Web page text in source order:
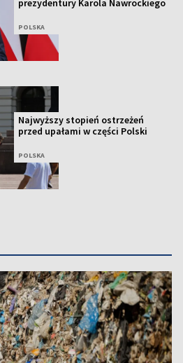
prezydentury Karola Nawrockiego
POLSKA
Najwyższy stopień ostrzeżeń
przed upałami w części Polski
POLSKA